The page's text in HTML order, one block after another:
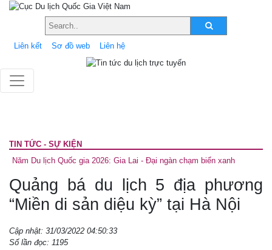
Liên kết Sơ đồ web Liên hệ
TIN TỨC - SỰ KIỆN
Năm Du lịch Quốc gia 2026: Gia Lai - Đại ngàn chạm biển xanh
Quảng bá du lịch 5 địa phương
“Miền di sản diệu kỳ” tại Hà Nội
Cập nhật: 31/03/2022 04:50:33
Số lần đọc: 1195